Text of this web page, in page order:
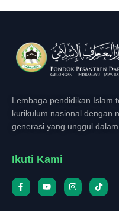
Lembaga pendidikan Islam
kurikulum nasional dengan
generasi yang unggul
Ikuti Kami